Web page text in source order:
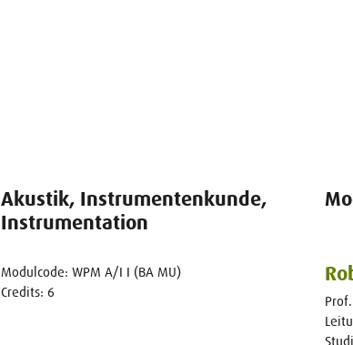
Akustik, Instrumentenkunde,
Instrumentation
Modulcode: WPM A/I I (BA MU)
Credits: 6